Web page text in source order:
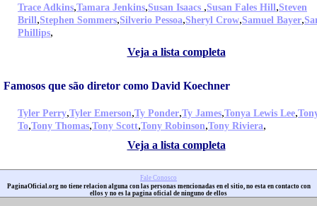
Trace Adkins,Tamara Jenkins,Susan Isaacs ,Susan Fales Hill,Steven
Brill,Stephen Sommers,Silverio Pessoa,Sheryl Crow,Samuel Bayer,
Phillips,
Veja a lista completa
Famosos que são diretor como David Koechner
Tyler Perry,Tyler Emerson,Ty Ponder,Ty James,Tonya Lewis Lee,
To,Tony Thomas,Tony Scott,Tony Robinson,Tony Riviera,
Veja a lista completa
Fale Conosco
PaginaOficial.org no tiene relacion alguna con las personas mencionadas en el sitio, no esta en contacto con
ellos y no es la pagina oficial de ninguno de ellos